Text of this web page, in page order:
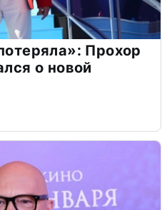
Прохор
о новой